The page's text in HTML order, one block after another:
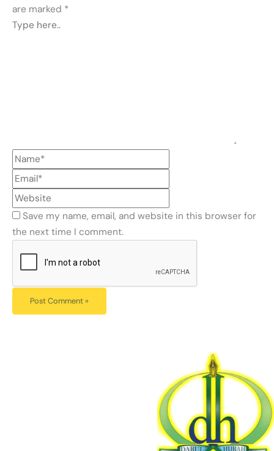
are marked *
Save my name, email, and website in this browser for
the next time I comment.